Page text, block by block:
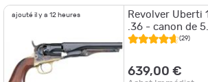
ajouté il y a 12 heures
Revolver Uberti
.36 - canon de
(29)
639,00 €